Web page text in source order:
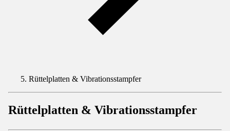
Rüttelplatten & Vibrationsstampfer
Rüttelplatten & Vibrationsstampfer